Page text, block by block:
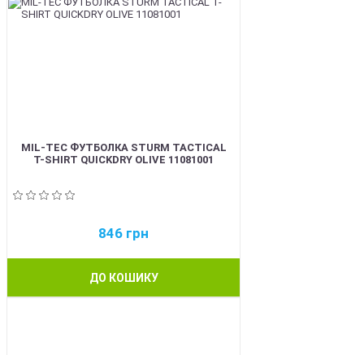
MIL-TEC ФУТБОЛКА STURM TACTICAL
T-SHIRT QUICKDRY OLIVE 11081001
846 грн
ДО КОШИКУ